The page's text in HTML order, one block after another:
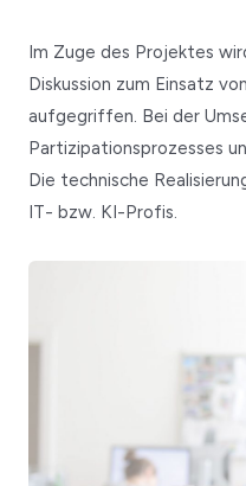
Im Zuge des Projektes
Diskussion zum Einsatz
aufgegriffen. Bei der
Partizipationsprozesses
Die technische
IT- bzw. KI-Profis.